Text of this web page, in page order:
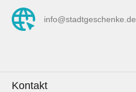
info@stadtgeschenke.de
Kontakt